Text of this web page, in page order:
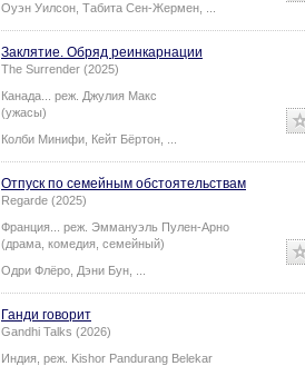
Оуэн Уилсон Табита Сен-Жермен
Заклятие. Обряд реинкарнации
The Surrender (2025)
Канада... реж. Джулия Макс
(ужасы)
Колби Минифи Кейт Бёртон
Отпуск по семейным обстоятельствам
Regarde (2025)
Франция... реж. Эммануэль Пулен-Арно
(драма, комедия, семейный)
Одри Флёро Дэни Бун
Ганди говорит
Gandhi Talks (2026)
Индия, реж. Kishor Pandurang Belekar